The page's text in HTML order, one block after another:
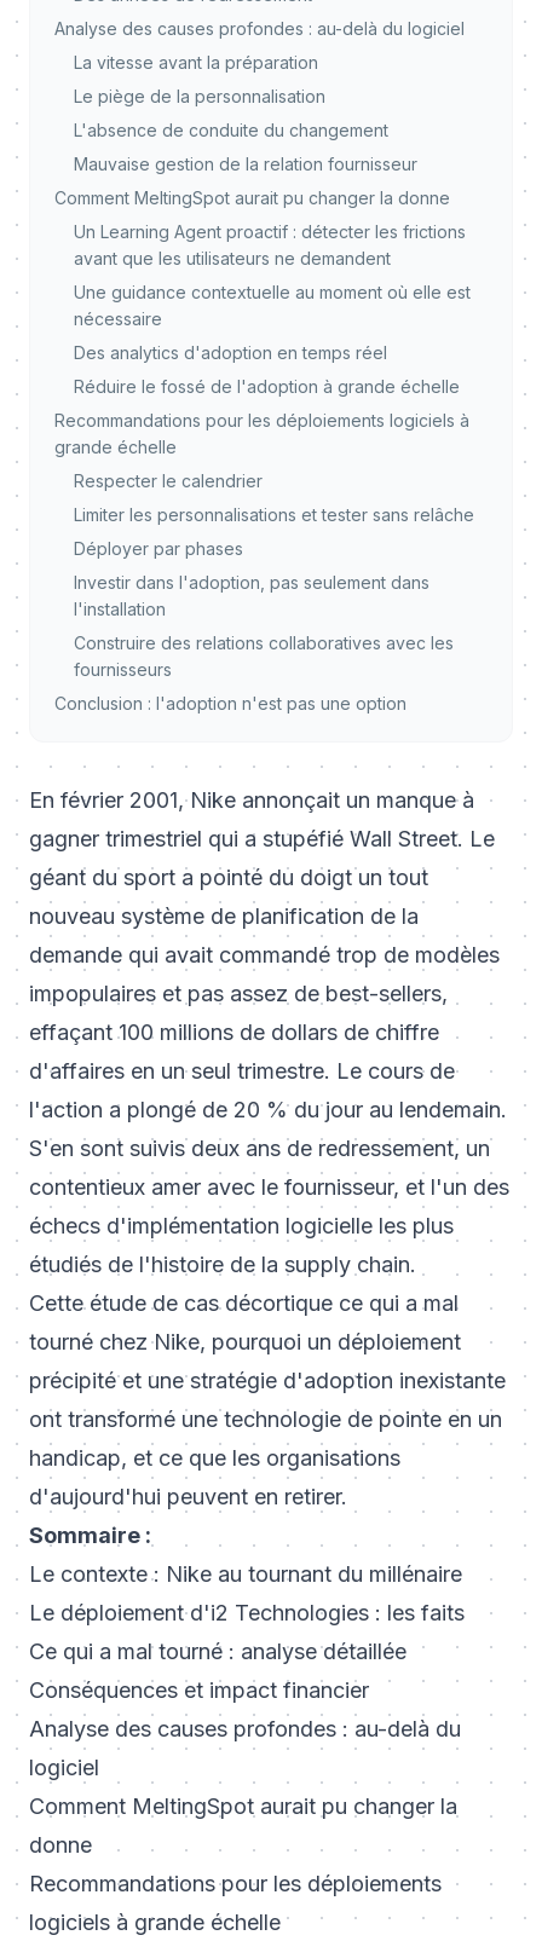
Analyse des causes profondes : au-delà du logiciel
La vitesse avant la préparation
Le piège de la personnalisation
L'absence de conduite du changement
Mauvaise gestion de la relation fournisseur
Comment MeltingSpot aurait pu changer la donne
Un Learning Agent proactif : détecter les frictions
avant que les utilisateurs ne demandent
Une guidance contextuelle au moment où elle est
nécessaire
Des analytics d'adoption en temps réel
Réduire le fossé de l'adoption à grande échelle
Recommandations pour les déploiements logiciels à
grande échelle
Respecter le calendrier
Limiter les personnalisations et tester sans relâche
Déployer par phases
Investir dans l'adoption, pas seulement dans
l'installation
Construire des relations collaboratives avec les
fournisseurs
Conclusion : l'adoption n'est pas une option
En février 2001, Nike annonçait un manque à
gagner trimestriel qui a stupéfié Wall Street. Le
géant du sport a pointé du doigt un tout
nouveau système de planification de la
demande qui avait commandé trop de modèles
impopulaires et pas assez de best-sellers,
effaçant 100 millions de dollars de chiffre
d'affaires en un seul trimestre. Le cours de
l'action a plongé de 20 % du jour au lendemain.
S'en sont suivis deux ans de redressement, un
contentieux amer avec le fournisseur, et l'un des
échecs d'implémentation logicielle les plus
étudiés de l'histoire de la supply chain.
Cette étude de cas décortique ce qui a mal
tourné chez Nike, pourquoi un déploiement
précipité et une stratégie d'adoption inexistante
ont transformé une technologie de pointe en un
handicap, et ce que les organisations
d'aujourd'hui peuvent en retirer.
Sommaire :
Le contexte : Nike au tournant du millénaire
Le déploiement d'i2 Technologies : les faits
Ce qui a mal tourné : analyse détaillée
Conséquences et impact financier
Analyse des causes profondes : au-delà du
logiciel
Comment MeltingSpot aurait pu changer la
donne
Recommandations pour les déploiements
logiciels à grande échelle